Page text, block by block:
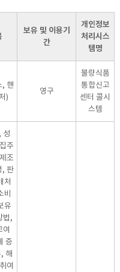
보유 및 이용기
간
개인정보
처리시스
템명
, 핸
)
영구
불량식품
통합신고
센터 콜시
스템
성
주
조
, 판
처
비
유
법,
여
증
해
여